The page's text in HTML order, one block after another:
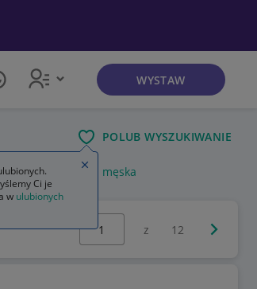
WYSTAW
POLUB WYSZUKIWANIE
wyszczuplająca męska
z 12
Ci je
w ulubionych
Zamknij wskazówkę